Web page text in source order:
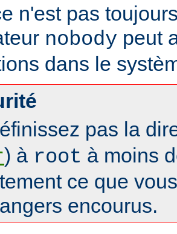
n'est pas
nobody peut
dans le
pas la
) à root à moins
ce que
encourus.